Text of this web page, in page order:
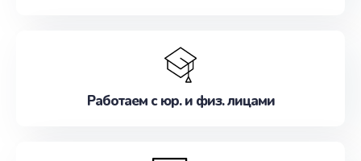
Работаем с юр. и физ. лицами